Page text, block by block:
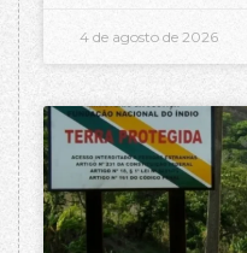
4 de agosto de 2026